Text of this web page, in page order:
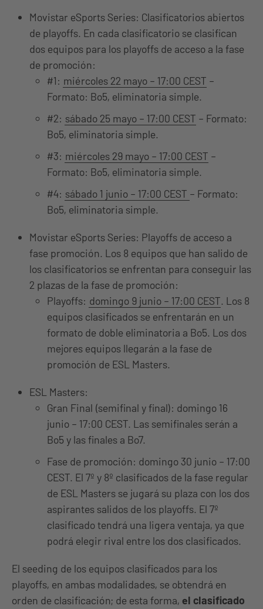
Movistar eSports Series: Clasificatorios abiertos
de playoffs. En cada clasificatorio se clasifican
dos equipos para los playoffs de acceso a la fase
de promoción:
#1: miércoles 22 mayo – 17:00 CEST –
Formato: Bo5, eliminatoria simple.
#2: sábado 25 mayo – 17:00 CEST – Formato:
Bo5, eliminatoria simple.
#3: miércoles 29 mayo – 17:00 CEST –
Formato: Bo5, eliminatoria simple.
#4: sábado 1 junio – 17:00 CEST – Formato:
Bo5, eliminatoria simple.
Movistar eSports Series: Playoffs de acceso a
fase promoción. Los 8 equipos que han salido de
los clasificatorios se enfrentan para conseguir las
2 plazas de la fase de promoción:
Playoffs: domingo 9 junio – 17:00 CEST. Los 8
equipos clasificados se enfrentarán en un
formato de doble eliminatoria a Bo5. Los dos
mejores equipos llegarán a la fase de
promoción de ESL Masters.
ESL Masters:
Gran Final (semifinal y final): domingo 16
junio – 17:00 CEST. Las semifinales serán a
Bo5 y las finales a Bo7.
Fase de promoción: domingo 30 junio – 17:00
CEST. El 7º y 8º clasificados de la fase regular
de ESL Masters se jugará su plaza con los dos
aspirantes salidos de los playoffs. El 7º
clasificado tendrá una ligera ventaja, ya que
podrá elegir rival entre los dos clasificados.
El seeding de los equipos clasificados para los
playoffs, en ambas modalidades, se obtendrá en
orden de clasificación; de esta forma, el clasificado